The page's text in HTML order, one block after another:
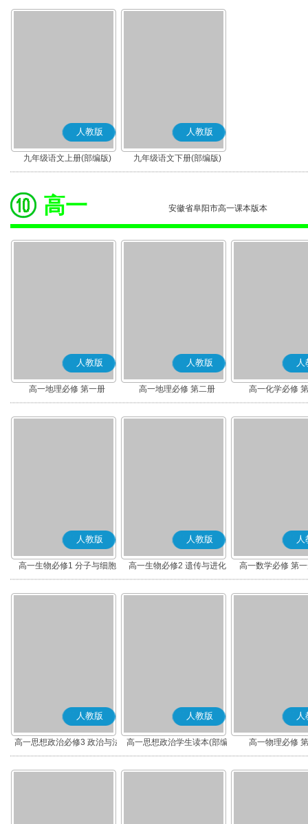
人教版
九年级语文上册(部编版)
人教版
九年级语文下册(部编版)
高一 安徽省阜阳市高一课本版本
人教版
高一地理必修 第一册
人教版
高一地理必修 第二册
人
高一化学必修
人教版
高一生物必修1 分子与细胞
人教版
高一生物必修2 遗传与进化
人
高一数学必修 第
人教版
高一思想政治必修3 政治与法
治(部编版)
人教版
高一思想政治学生读本(部编
版)
人
高一物理必修